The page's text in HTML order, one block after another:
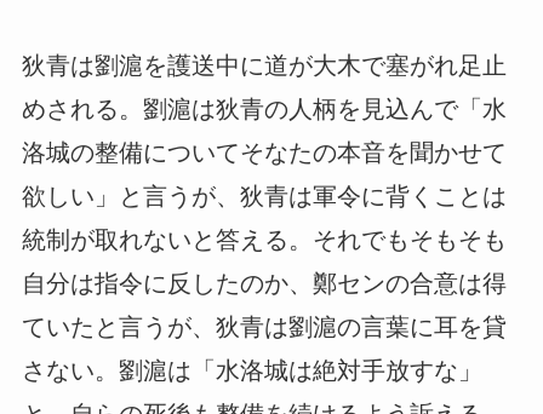
狄青は劉滬を護送中に道が大木で塞がれ足止
めされる。劉滬は狄青の人柄を見込んで「水
洛城の整備についてそなたの本音を聞かせて
欲しい」と言うが、狄青は軍令に背くことは
統制が取れないと答える。それでもそもそも
自分は指令に反したのか、鄭センの合意は得
ていたと言うが、狄青は劉滬の言葉に耳を貸
さない。劉滬は「水洛城は絶対手放すな」